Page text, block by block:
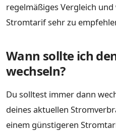
regelmäßiges Vergleich
Stromtarif sehr zu
Wann sollte ich
wechseln?
Du solltest immer dann
deines aktuellen
einem günstigeren